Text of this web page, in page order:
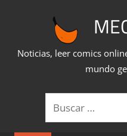
Noticias, leer comics
mundo
Buscar: